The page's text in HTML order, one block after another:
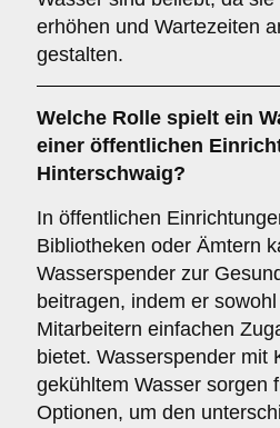
erhöhen und Wartezeiten
gestalten.
Welche Rolle spielt ein
einer öffentlichen
Hinterschwaig?
In öffentlichen
Bibliotheken oder Ämtern
Wasserspender zur
beitragen, indem er
Mitarbeitern einfachen
bietet. Wasserspender mit
gekühltem Wasser sorgen
Optionen, um den